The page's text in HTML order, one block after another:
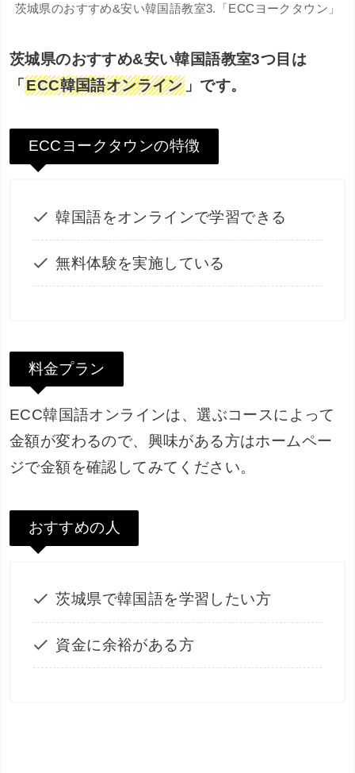
茨城県のおすすめ&安い韓国語教室3.「ECCヨークタウン」
茨城県のおすすめ&安い韓国語教室3つ目は
「ECC韓国語オンライン」です。
ECCヨークタウンの特徴
韓国語をオンラインで学習できる
無料体験を実施している
料金プラン
ECC韓国語オンラインは、選ぶコースによって
金額が変わるので、興味がある方はホームペー
ジで金額を確認してみてください。
おすすめの人
茨城県で韓国語を学習したい方
資金に余裕がある方